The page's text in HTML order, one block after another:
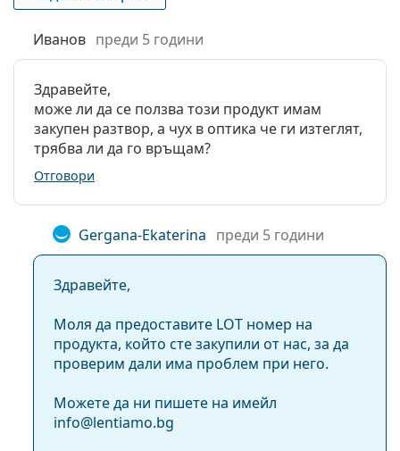
За меки
контактни
лещи:
Да
Пътуване:
годност:
Най-малко 19 месеца
след отваряне:
3 месеца
Аксесоари
опаковка:
1
Други
Категория:
Разтвори
Аксесоари
Универсални разтвори за
2 x 3.9 ml
Иванов преди 5 години
Здравейте,
може ли да се ползва този продукт имам
закупен разтвор, а чух в оптика че ги изтеглят,
трябва ли да го връщам?
Отговори
Gergana-Ekaterina преди 5 години
Здравейте,
Моля да предоставите LOT номер на
продукта, който сте закупили от нас, за да
проверим дали има проблем при него.
Можете да ни пишете на имейл
info@lentiamo.bg